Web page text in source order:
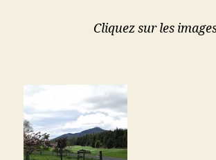
Cliquez sur les